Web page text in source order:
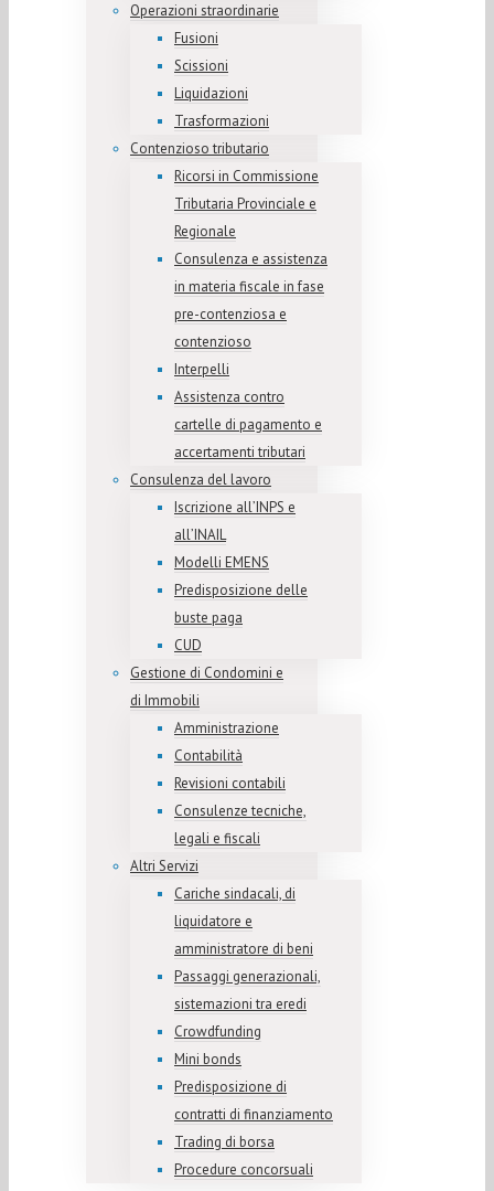
Operazioni straordinarie
Fusioni
Scissioni
Liquidazioni
Trasformazioni
Contenzioso tributario
Ricorsi in Commissione
Tributaria Provinciale e
Regionale
Consulenza e assistenza
in materia fiscale in fase
pre-contenziosa e
contenzioso
Interpelli
Assistenza contro
cartelle di pagamento e
accertamenti tributari
Consulenza del lavoro
Iscrizione all’INPS e
all’INAIL
Modelli EMENS
Predisposizione delle
buste paga
CUD
Gestione di Condomini e
di Immobili
Amministrazione
Contabilità
Revisioni contabili
Consulenze tecniche,
legali e fiscali
Altri Servizi
Cariche sindacali, di
liquidatore e
amministratore di beni
Passaggi generazionali,
sistemazioni tra eredi
Crowdfunding
Mini bonds
Predisposizione di
contratti di finanziamento
Trading di borsa
Procedure concorsuali